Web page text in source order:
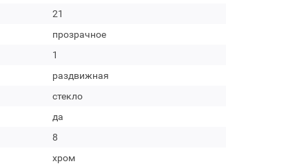
21
прозрачное
1
раздвижная
стекло
да
8
хром